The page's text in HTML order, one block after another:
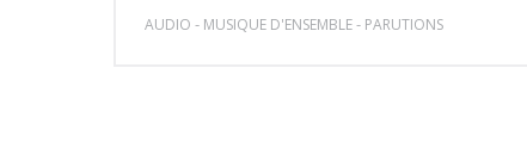
AUDIO - MUSIQUE D'ENSEMBLE- PARUTIONS